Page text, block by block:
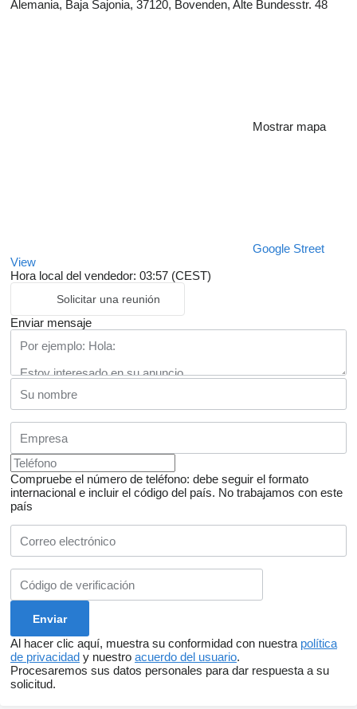
Alemania, Baja Sajonia, 37120, Bovenden, Alte Bundesstr. 48
Mostrar mapa
Google Street
View
Hora local del vendedor: 03:57 (CEST)
Solicitar una reunión
Enviar mensaje
Compruebe el número de teléfono: debe seguir el formato
internacional e incluir el código del país. No trabajamos con este
país
Al hacer clic aquí, muestra su conformidad con nuestra política
de privacidad y nuestro acuerdo del usuario.
Procesaremos sus datos personales para dar respuesta a su
solicitud.